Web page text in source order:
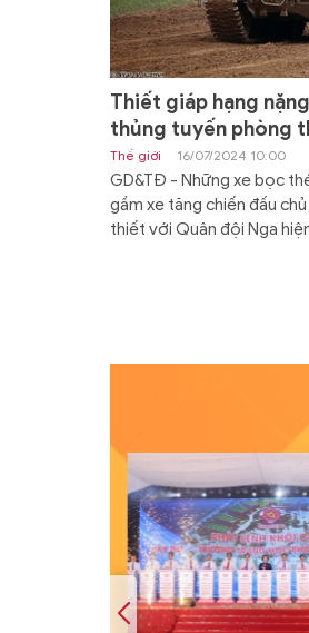
Thiết giáp hạng
thủng tuyến phòng
Thế giới 16/07/2024 10:00
GD&TĐ - Những xe bọc
gầm xe tăng chiến đấu
thiết với Quân đội Nga